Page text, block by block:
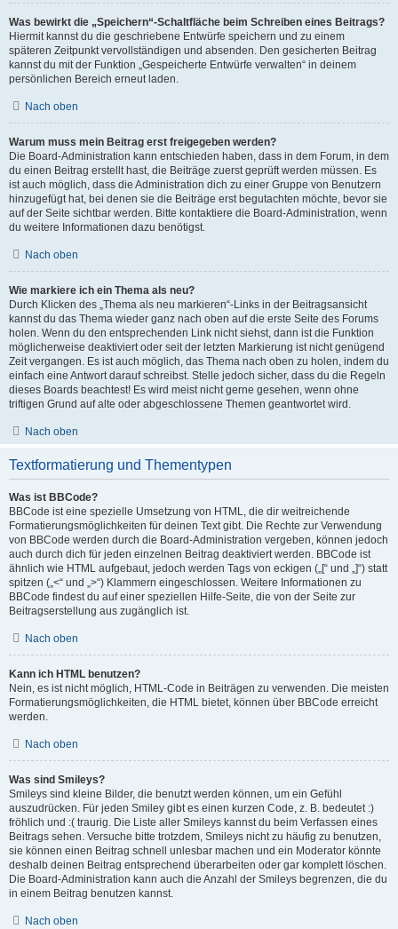
Was bewirkt die „Speichern“-Schaltfläche beim Schreiben eines Beitrags?
Hiermit kannst du die geschriebene Entwürfe speichern und zu einem
späteren Zeitpunkt vervollständigen und absenden. Den gesicherten Beitrag
kannst du mit der Funktion „Gespeicherte Entwürfe verwalten“ in deinem
persönlichen Bereich erneut laden.
Nach oben
Warum muss mein Beitrag erst freigegeben werden?
Die Board-Administration kann entschieden haben, dass in dem Forum, in dem
du einen Beitrag erstellt hast, die Beiträge zuerst geprüft werden müssen. Es
ist auch möglich, dass die Administration dich zu einer Gruppe von Benutzern
hinzugefügt hat, bei denen sie die Beiträge erst begutachten möchte, bevor sie
auf der Seite sichtbar werden. Bitte kontaktiere die Board-Administration, wenn
du weitere Informationen dazu benötigst.
Nach oben
Wie markiere ich ein Thema als neu?
Durch Klicken des „Thema als neu markieren“-Links in der Beitragsansicht
kannst du das Thema wieder ganz nach oben auf die erste Seite des Forums
holen. Wenn du den entsprechenden Link nicht siehst, dann ist die Funktion
möglicherweise deaktiviert oder seit der letzten Markierung ist nicht genügend
Zeit vergangen. Es ist auch möglich, das Thema nach oben zu holen, indem du
einfach eine Antwort darauf schreibst. Stelle jedoch sicher, dass du die Regeln
dieses Boards beachtest! Es wird meist nicht gerne gesehen, wenn ohne
triftigen Grund auf alte oder abgeschlossene Themen geantwortet wird.
Nach oben
Textformatierung und Thementypen
Was ist BBCode?
BBCode ist eine spezielle Umsetzung von HTML, die dir weitreichende
Formatierungsmöglichkeiten für deinen Text gibt. Die Rechte zur Verwendung
von BBCode werden durch die Board-Administration vergeben, können jedoch
auch durch dich für jeden einzelnen Beitrag deaktiviert werden. BBCode ist
ähnlich wie HTML aufgebaut, jedoch werden Tags von eckigen („[“ und „]“) statt
spitzen („<“ und „>“) Klammern eingeschlossen. Weitere Informationen zu
BBCode findest du auf einer speziellen Hilfe-Seite, die von der Seite zur
Beitragserstellung aus zugänglich ist.
Nach oben
Kann ich HTML benutzen?
Nein, es ist nicht möglich, HTML-Code in Beiträgen zu verwenden. Die meisten
Formatierungsmöglichkeiten, die HTML bietet, können über BBCode erreicht
werden.
Nach oben
Was sind Smileys?
Smileys sind kleine Bilder, die benutzt werden können, um ein Gefühl
auszudrücken. Für jeden Smiley gibt es einen kurzen Code, z. B. bedeutet :)
fröhlich und :( traurig. Die Liste aller Smileys kannst du beim Verfassen eines
Beitrags sehen. Versuche bitte trotzdem, Smileys nicht zu häufig zu benutzen,
sie können einen Beitrag schnell unlesbar machen und ein Moderator könnte
deshalb deinen Beitrag entsprechend überarbeiten oder gar komplett löschen.
Die Board-Administration kann auch die Anzahl der Smileys begrenzen, die du
in einem Beitrag benutzen kannst.
Nach oben